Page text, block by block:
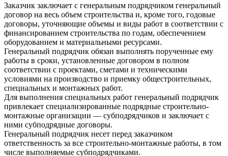
Заказчик заключает с генеральным подрядчиком генеральный
договор на весь объем строительства и, кроме того, годовые
договоры, уточняющие объемы и виды работ в соответствии с
финансированием строительства по годам, обеспечением
оборудованием и материальными ресурсами.
Генеральный подрядчик обязан выполнять порученные ему
работы в сроки, установленные договором в полном
соответствии с проектами, сметами и техническими
условиями на производство и приемку общестроительных,
специальных и монтажных работ.
Для выполнения специальных работ генеральный подрядчик
привлекает специализированные подрядные строительно-
монтажные организации — субподрядчиков и заключает с
ними субподрядные договоры.
Генеральный подрядчик несет перед заказчиком
ответственность за все строительно-монтажные работы, в том
числе выполняемые субподрядчиками.